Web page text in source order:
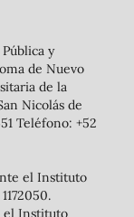
y
de Nuevo
de la
Nicolás de
Teléfono: +52
el Instituto